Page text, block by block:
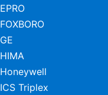
EPRO
FOXBORO
GE
HIMA
Honeywell
ICS Triplex